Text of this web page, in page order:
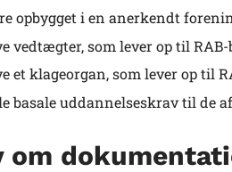
opbygget i en anerkendt
vedtægter, som lever op til
et klageorgan, som lever op til
basale uddannelseskrav til de
om